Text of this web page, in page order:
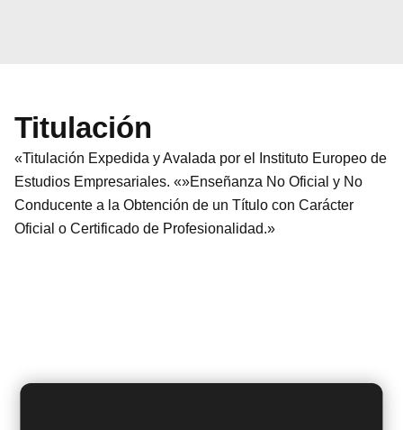
Titulación
«Titulación Expedida y Avalada por el Instituto Europeo de
Estudios Empresariales. «»Enseñanza No Oficial y No
Conducente a la Obtención de un Título con Carácter
Oficial o Certificado de Profesionalidad.»